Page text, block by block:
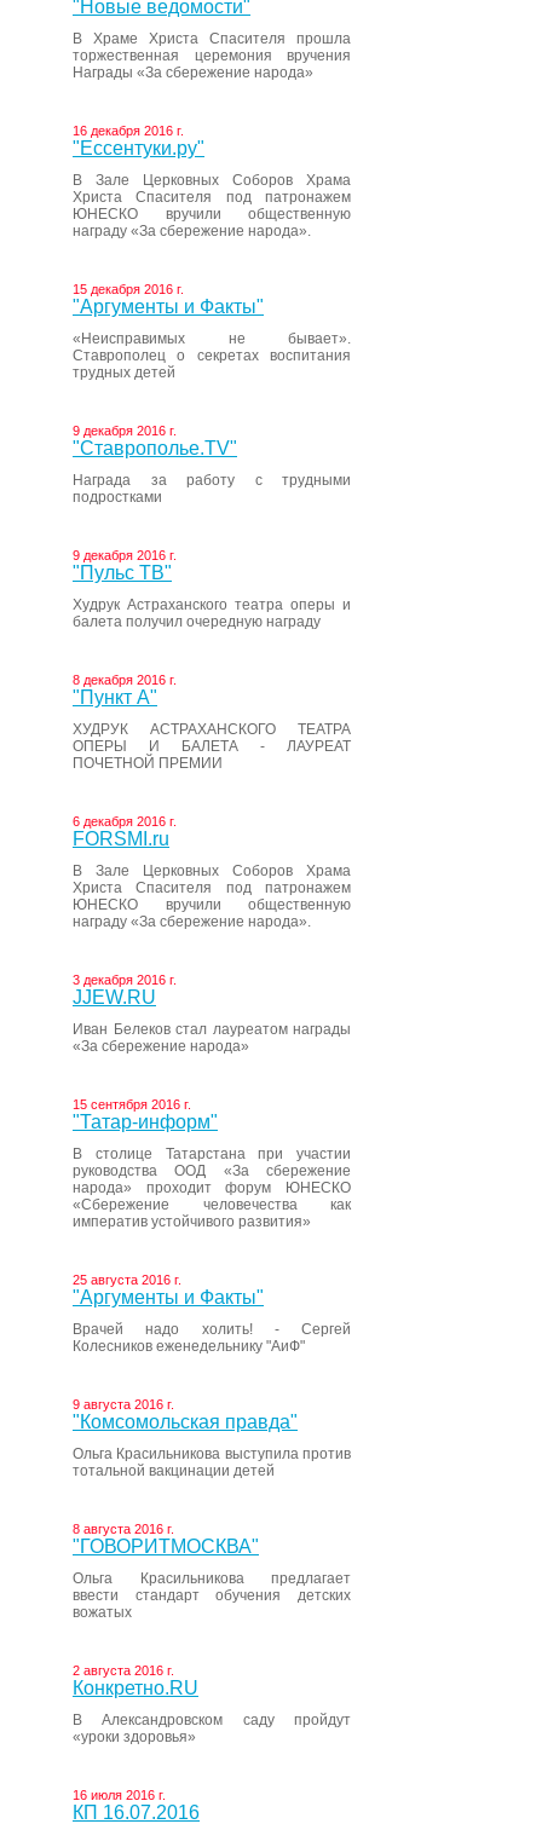
"Новые ведомости"
В Храме Христа Спасителя прошла
торжественная церемония вручения
Награды «За сбережение народа»
16 декабря 2016 г.
"Ессентуки.ру"
В Зале Церковных Соборов Храма
Христа Спасителя под патронажем
ЮНЕСКО вручили общественную
награду «За сбережение народа».
15 декабря 2016 г.
"Аргументы и Факты"
«Неисправимых не бывает».
Ставрополец о секретах воспитания
трудных детей
9 декабря 2016 г.
"Ставрополье.TV"
Награда за работу с трудными
подростками
9 декабря 2016 г.
"Пульс ТВ"
Худрук Астраханского театра оперы и
балета получил очередную награду
8 декабря 2016 г.
"Пункт А"
ХУДРУК АСТРАХАНСКОГО ТЕАТРА
ОПЕРЫ И БАЛЕТА - ЛАУРЕАТ
ПОЧЕТНОЙ ПРЕМИИ
6 декабря 2016 г.
FORSMI.ru
В Зале Церковных Соборов Храма
Христа Спасителя под патронажем
ЮНЕСКО вручили общественную
награду «За сбережение народа».
3 декабря 2016 г.
JJEW.RU
Иван Белеков стал лауреатом награды
«За сбережение народа»
15 сентября 2016 г.
"Татар-информ"
В столице Татарстана при участии
руководства ООД «За сбережение
народа» проходит форум ЮНЕСКО
«Сбережение человечества как
императив устойчивого развития»
25 августа 2016 г.
"Аргументы и Факты"
Врачей надо холить! - Сергей
Колесников еженедельнику "АиФ"
9 августа 2016 г.
"Комсомольская правда"
Ольга Красильникова выступила против
тотальной вакцинации детей
8 августа 2016 г.
"ГОВОРИТМОСКВА"
Ольга Красильникова предлагает
ввести стандарт обучения детских
вожатых
2 августа 2016 г.
Конкретно.RU
В Александровском саду пройдут
«уроки здоровья»
16 июля 2016 г.
КП 16.07.2016